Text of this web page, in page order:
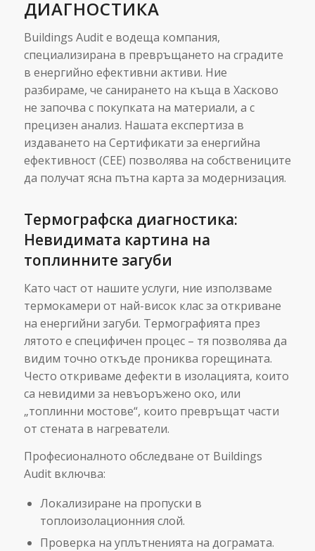
ДИАГНОСТИКА
Buildings Audit е водеща компания,
специализирана в превръщането на сградите
в енергийно ефективни активи. Ние
разбираме, че санирането на къща в Хасково
не започва с покупката на материали, а с
прецизен анализ. Нашата експертиза в
издаването на Сертификати за енергийна
ефективност (СЕЕ) позволява на собствениците
да получат ясна пътна карта за модернизация.
Термографска диагностика:
Невидимата картина на
топлинните загуби
Като част от нашите услуги, ние използваме
термокамери от най-висок клас за откриване
на енергийни загуби. Термографията през
лятото е специфичен процес – тя позволява да
видим точно откъде прониква горещината.
Често откриваме дефекти в изолацията, които
са невидими за невъоръжено око, или
„топлинни мостове“, които превръщат части
от стената в нагреватели.
Професионалното обследване от Buildings
Audit включва:
Локализиране на пропуски в
топлоизолационния слой.
Проверка на уплътненията на дограмата.